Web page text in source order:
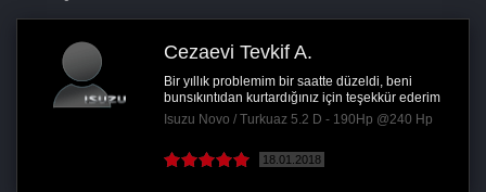
Cezaevi Tevkif A.
Bir yıllık problemim bir saatte düzeldi, beni
bunsıkıntıdan kurtardığınız için teşekkür ederim
Isuzu Novo / Turkuaz 5.2 D - 190Hp @240 Hp
18.01.2018